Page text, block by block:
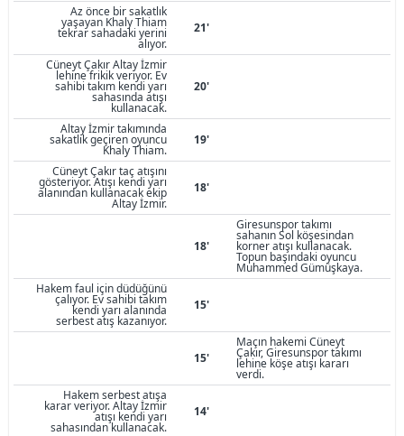
Az önce bir sakatlık
yaşayan Khaly Thiam
tekrar sahadaki yerini
alıyor.
21'
Cüneyt Çakır Altay İzmir
lehine frikik veriyor. Ev
sahibi takım kendi yarı
sahasında atışı
kullanacak.
20'
Altay İzmir takımında
sakatlık geçiren oyuncu
Khaly Thiam.
19'
Cüneyt Çakır taç atışını
gösteriyor. Atışı kendi yarı
alanından kullanacak ekip
Altay İzmir.
18'
18'
Giresunspor takımı
sahanın Sol köşesindan
korner atışı kullanacak.
Topun başındaki oyuncu
Muhammed Gümüşkaya.
Hakem faul için düdüğünü
çalıyor. Ev sahibi takım
kendi yarı alanında
serbest atış kazanıyor.
15'
15'
Maçın hakemi Cüneyt
Çakır, Giresunspor takımı
lehine köşe atışı kararı
verdi.
Hakem serbest atışa
karar veriyor. Altay İzmir
atışı kendi yarı
sahasından kullanacak.
14'